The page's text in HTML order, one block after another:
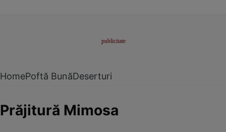
HomePoftă BunăDeserturi
Prăjitură Mimosa